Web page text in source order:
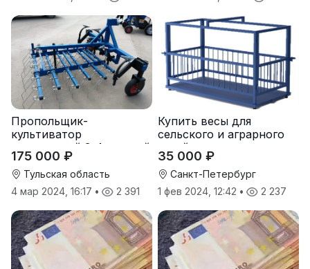
Пропольщик-
культиватор
штригерный 3-4-рядный
«ТУЛКА-3/4»
175 000 ₽
Тульская область
4 мар 2024, 16:17 • 2 391
Купить весы для
сельского и аграрного
хозяйства от
производителя
35 000 ₽
Санкт-Петербург
1 фев 2024, 12:42 • 2 237